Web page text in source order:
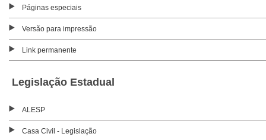
Páginas especiais
Versão para impressão
Link permanente
Legislação Estadual
ALESP
Casa Civil - Legislação